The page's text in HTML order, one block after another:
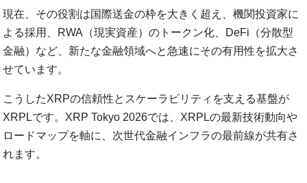
現在、その役割は国際送金の枠を大きく超え、機関投資家に
よる採用、RWA（現実資産）のトークン化、DeFi（分散型
金融）など、新たな金融領域へと急速にその有用性を拡大さ
せています。
こうしたXRPの信頼性とスケーラビリティを支える基盤が
XRPLです。XRP Tokyo 2026では、XRPLの最新技術動向や
ロードマップを軸に、次世代金融インフラの最前線が共有さ
れます。